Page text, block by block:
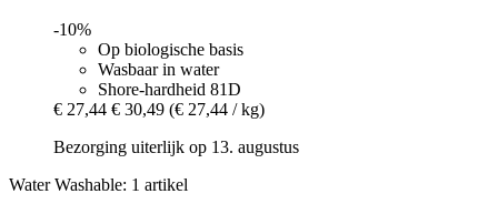
-10%
Op biologische basis
Wasbaar in water
Shore-hardheid 81D
€ 27,44 € 30,49 (€ 27,44 / kg)
Bezorging uiterlijk op 13. augustus
Water Washable: 1 artikel